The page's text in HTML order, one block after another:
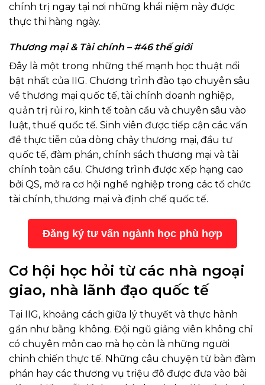
chính trị ngay tại nơi những khái niệm này được
thực thi hàng ngày.
Thương mại & Tài chính – #46 thế giới
Đây là một trong những thế mạnh học thuật nổi
bật nhất của IIG. Chương trình đào tạo chuyên sâu
về thương mại quốc tế, tài chính doanh nghiệp,
quản trị rủi ro, kinh tế toàn cầu và chuyên sâu vào
luật, thuế quốc tế. Sinh viên được tiếp cận các vấn
đề thực tiễn của dòng chảy thương mại, đầu tư
quốc tế, đàm phán, chính sách thương mại và tài
chính toàn cầu. Chương trình được xếp hạng cao
bởi QS, mở ra cơ hội nghề nghiệp trong các tổ chức
tài chính, thương mại và định chế quốc tế.
Đăng ký tư vấn ngành học phù hợp
Cơ hội học hỏi từ các nhà ngoại
giao, nhà lãnh đạo quốc tế
Tại IIG, khoảng cách giữa lý thuyết và thực hành
gần như bằng không. Đội ngũ giảng viên không chỉ
có chuyên môn cao mà họ còn là những người
chinh chiến thực tế. Những câu chuyện từ bàn đàm
phán hay các thương vụ triệu đô được đưa vào bài